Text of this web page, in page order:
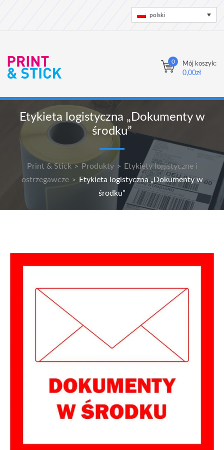
polski
0 Mój koszyk:
0,00zł
Etykieta logistyczna „Dokumenty w
środku”
Print & Stick> Produkty>
Etykiety logistyczne i
ostrzegawcze>
Etykieta logistyczna „Dokumenty w
środku”